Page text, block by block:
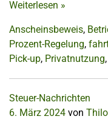
Weiterlesen »
Anscheinsbeweis,
Prozent-Regelung,
Pick-up, Privatnutzung,
Steuer-Nachrichten
6. März 2024 von